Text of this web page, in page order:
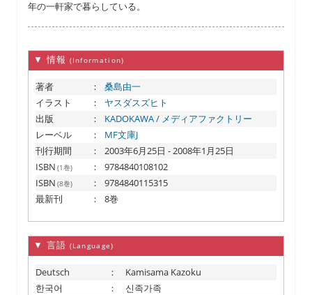
年の一軒家で暮らしている。
▼ 情報 (Information)
著者 ：
桑島由一
イラスト
：
ヤスダスズヒト
出版
：
KADOKAWA / メディアファクトリー
レーベル
：
MF文庫J
刊行期間
：
2003年6月25日 - 2008年1月25日
ISBN (1巻) ：
9784840108102
ISBN (8巻) ：
9784840115315
最新刊
： 8巻
▼ 言語 (Language)
Deutsch ：
Kamisama Kazoku
한국어
：
신족가족